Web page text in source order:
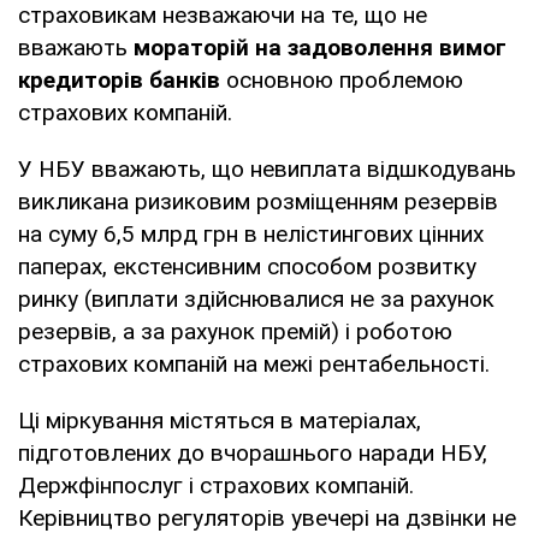
страховикам незважаючи на те, що не
вважають мораторій на задоволення вимог
кредиторів банків основною проблемою
страхових компаній.
У НБУ вважають, що невиплата відшкодувань
викликана ризиковим розміщенням резервів
на суму 6,5 млрд грн в нелістингових цінних
паперах, екстенсивним способом розвитку
ринку (виплати здійснювалися не за рахунок
резервів, а за рахунок премій) і роботою
страхових компаній на межі рентабельності.
Ці міркування містяться в матеріалах,
підготовлених до вчорашнього наради НБУ,
Держфінпослуг і страхових компаній.
Керівництво регуляторів увечері на дзвінки не